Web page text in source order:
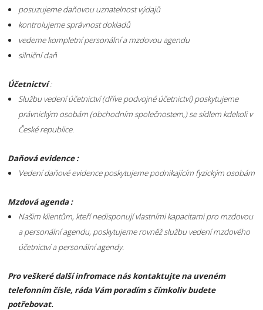
posuzujeme daňovou uznatelnost výdajů
kontrolujeme správnost dokladů
vedeme kompletní personální a mzdovou agendu
silniční daň
Účetnictví:
Službu vedení účetnictví (dříve podvojné účetnictví) poskytujeme
právnickým osobám (obchodním společnostem,) se sídlem kdekoli v
České republice.
Daňová evidence :
Vedení daňové evidence poskytujeme podnikajícím fyzickým osobám
Mzdová agenda :
Našim klientům, kteří nedisponují vlastními kapacitami pro mzdovou
a personální agendu, poskytujeme rovněž službu vedení mzdového
účetnictví a personální agendy.
Pro veškeré další infromace nás kontaktujte na uveném
telefonním čísle, ráda Vám poradím s čímkoliv budete
potřebovat.